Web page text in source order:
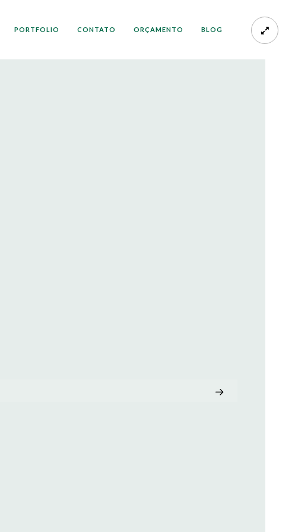
PORTFOLIO CONTATO ORÇAMENTO BLOG